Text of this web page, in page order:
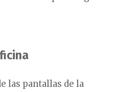
las pantallas de la